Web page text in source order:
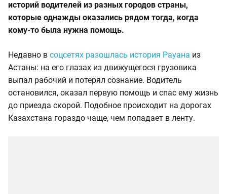
историй водителей из разных городов страны,
которые однажды оказались рядом тогда, когда
кому-то была нужна помощь.
Недавно в соцсетях разошлась история Рауана из
Астаны: на его глазах из движущегося грузовика
выпал рабочий и потерял сознание. Водитель
остановился, оказал первую помощь и спас ему жизнь
до приезда скорой. Подобное происходит на дорогах
Казахстана гораздо чаще, чем попадает в ленту.